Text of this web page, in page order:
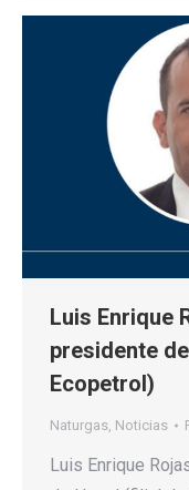
Luis Enrique
presidente
Ecopetrol)
Naturgas, Noticias
Luis Enrique